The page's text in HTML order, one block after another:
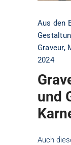
Aus den
Graveur,
2024
und
Auch